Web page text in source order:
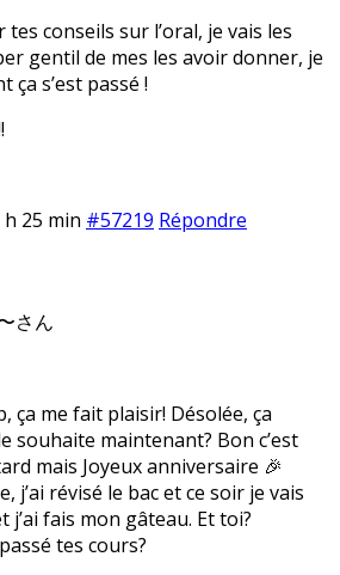
conseils sur l’oral, je vais les
gentil de mes les avoir donner, je
ça s’est passé !
h 25 min #57219 Répondre
さん
ça me fait plaisir! Désolée, ça
souhaite maintenant? Bon c’est
mais Joyeux anniversaire 🎉
j’ai révisé le bac et ce soir je vais
fais mon gâteau. Et toi?
tes cours?